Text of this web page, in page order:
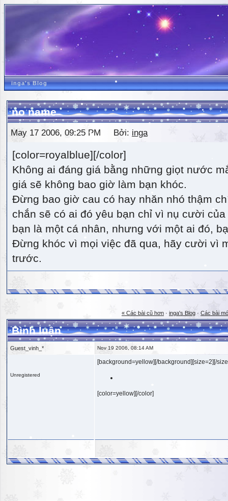
inga's Blog
no name
May 17 2006, 09:25 PM Bởi: inga
[color=royalblue][/color]
Không ai đáng giá bằng những giọt nước
giá sẽ không bao giờ làm bạn khóc.
Đừng bao giờ cau có hay nhăn nhó thậm
chắn sẽ có ai đó yêu bạn chỉ vì nụ cười
bạn là một cá nhân, nhưng với một ai đó,
Đừng khóc vì mọi việc đã qua, hãy cười vì
trước.
« Các bài cũ hơn · inga's Blog · Các bài
Bình luận
Guest_vinh_* Nov 19 2006, 08:14 AM
Unregistered
[background=yellow][/background][size=2][/
[color=yellow][/color]